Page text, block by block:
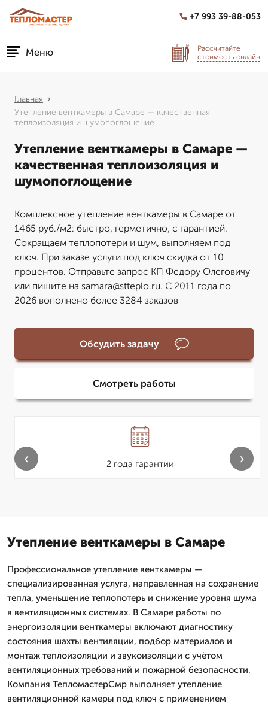
+7 993 39-88-053
Меню
Рассчитайте
стоимость онлайн
Главная
Утепление венткамеры в Самаре — качественная
теплоизоляция и шумопоглощение
Утепление венткамеры в Самаре —
качественная теплоизоляция и
шумопоглощение
Комплексное утепление венткамеры в Самаре от
1465 руб./м2: быстро, герметично, с гарантией.
Сокращаем теплопотери и шум, выполняем под
ключ. При заказе услуги под ключ скидка от 10
процентов. Отправьте запрос КП Федору Олеговичу
или пишите на samara@stteplo.ru. С 2011 года по
2026 вополнено более 3284 заказов
Обсудить задачу
Смотреть работы
2 года гарантии
‹ ›
Утепление венткамеры в Самаре
Профессиональное утепление венткамеры —
специализированная услуга, направленная на сохранение
тепла, уменьшение теплопотерь и снижение уровня шума
в вентиляционных системах. В Самаре работы по
энергоизоляции венткамеры включают диагностику
состояния шахты вентиляции, подбор материалов и
монтаж теплоизоляции и звукоизоляции с учётом
вентиляционных требований и пожарной безопасности.
Компания ТепломастерСмр выполняет утепление
вентиляционной камеры под ключ с применением